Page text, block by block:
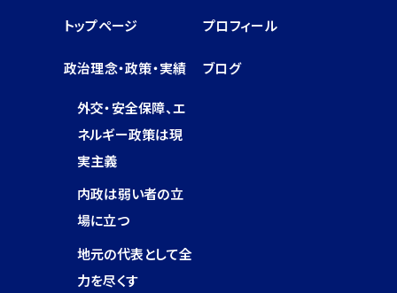
トップページ プロフィール
政治理念・政策・実績
外交・安全保障、エ
ネルギー政策は現
実主義
内政は弱い者の立
場に立つ
地元の代表として全
力を尽くす
ブログ